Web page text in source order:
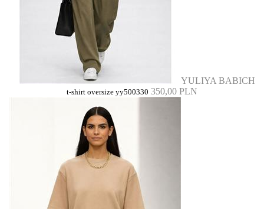
YULIYA BABICH
t-shirt oversize yy500330 350,00 PLN